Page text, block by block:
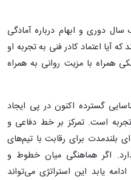
دوری و ابهام درباره آمادگی
اعتماد کادر فنی به تجربه او
همراه با مزیت روانی به همراه
گسترده اکنون در پی ایجاد
است. تمرکز بر خط دفاعی و
بلندمدت برای رقابت با تیم‌های
دارد. اگر هماهنگی میان خطوط و
یابد این استراتژی می‌تواند